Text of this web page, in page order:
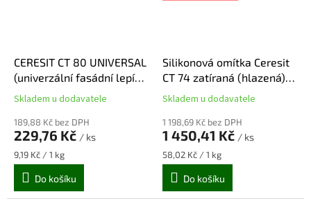
CERESIT CT 80 UNIVERSAL
(univerzální fasádní lepící
a stěrkový tmel) 25 kg
Průměrné
produktu
je
5,0
z
hvězdiček.
Skladem u dodavatele
189,88 Kč bez DPH
229,76 Kč / ks
Měrná
cena:
9,19 Kč / 1 kg
Do košíku
Silikonová omítka Ceresit
CT 74 zatíraná (hlazená)
1,5 mm, 25 kg - bílá
Průměrné
produktu
je
5,0
z
hvězdiček.
Skladem u dodavatele
1 198,69 Kč bez DPH
1 450,41 Kč / ks
Měrná
cena:
58,02 Kč / 1 kg
Do košíku